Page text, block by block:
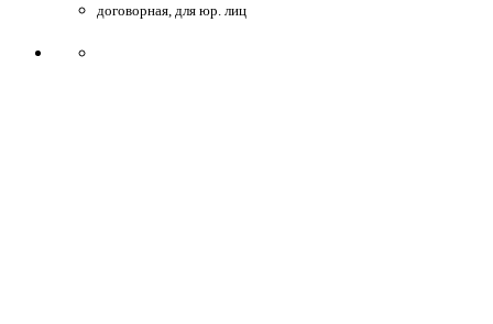
договорная, для юр. лиц